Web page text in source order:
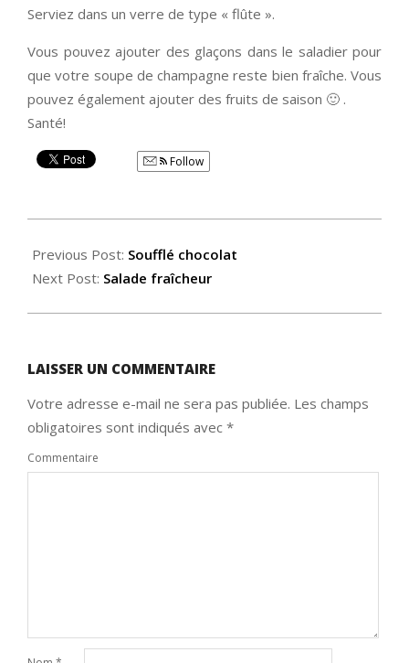
Serviez dans un verre de type « flûte ».
Vous pouvez ajouter des glaçons dans le saladier pour
que votre soupe de champagne reste bien fraîche. Vous
pouvez également ajouter des fruits de saison 🙂 .
Santé!
Follow
07-
17
Previous Post: Soufflé chocolat
Next Post: Salade fraîcheur
LAISSER UN COMMENTAIRE
Votre adresse e-mail ne sera pas publiée. Les champs
obligatoires sont indiqués avec *
Commentaire